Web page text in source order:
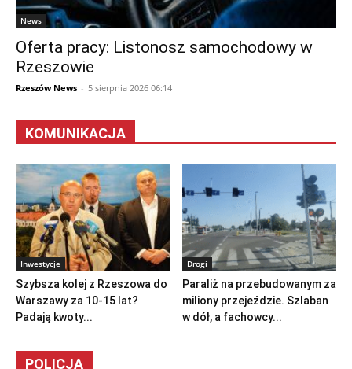
News
Oferta pracy: Listonosz samochodowy w
Rzeszowie
Rzeszów News - 5 sierpnia 2026 06:14
KOMUNIKACJA
Inwestycje
Szybsza kolej z Rzeszowa do
Warszawy za 10-15 lat?
Padają kwoty...
Drogi
Paraliż na przebudowanym za
miliony przejeździe. Szlaban
w dół, a fachowcy...
POLICJA